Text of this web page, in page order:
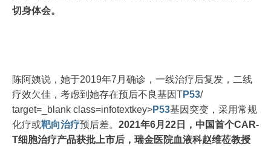
切身体会。
陈阿姨说，她于2019年7月确诊，一线治疗后复发，二线
疗效欠佳，考虑到她存在预后不良基因TP53/
target=_blank class=infotextkey>P53基因突变，采用常规
化疗或靶向治疗预后差。 2021年6月22日，中国首个CAR-
T细胞治疗产品获批上市后，瑞金医院血液科赵维莅教授